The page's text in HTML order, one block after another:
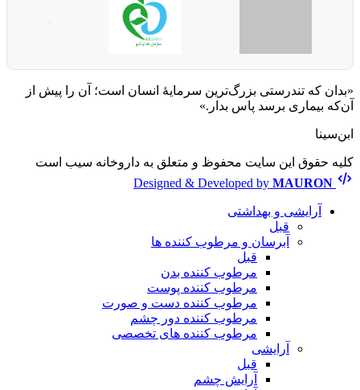
«بدان که تندرستی بزرگ‌ترین سرمایهٔ انسان است؛ آن را پیش از
آن‌که بیماری برسد پاس بدار.»
ابن‌سینا
کلیه حقوق این سایت محفوظ و متعلق به داروخانه سیب است
Designed & Developed by MAURON
آرایشی و بهداشتی
قبل
آبرسان و مرطوب کننده ها
قبل
مرطوب کننده بدن
مرطوب کننده پوست
مرطوب کننده دست و صورت
مرطوب کننده دور چشم
مرطوب کننده های تخصصی
آرایشی
قبل
آرایش چشم